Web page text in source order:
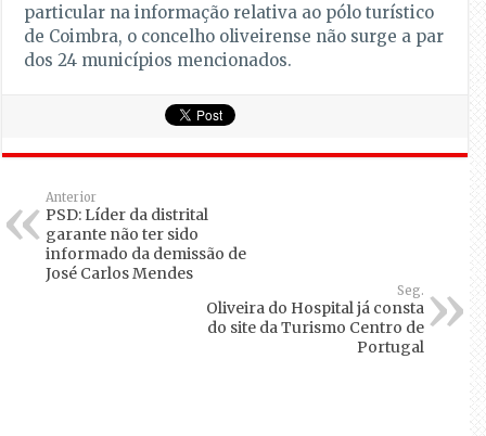
particular na informação relativa ao pólo turístico
de Coimbra, o concelho oliveirense não surge a par
dos 24 municípios mencionados.
Anterior
PSD: Líder da distrital
garante não ter sido
informado da demissão de
José Carlos Mendes
Seg.
Oliveira do Hospital já consta
do site da Turismo Centro de
Portugal